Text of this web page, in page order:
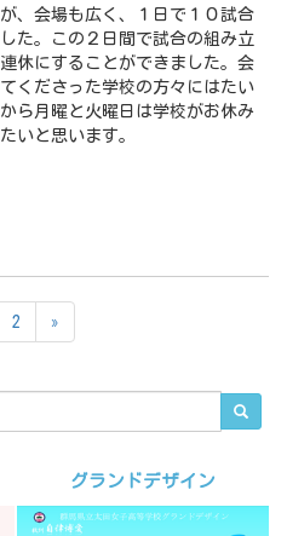
、会場も広く、１日で１０試合
た。この２日間で試合の組み立
休にすることができました。会
くださった学校の方々にはたい
ら月曜と火曜日は学校がお休み
いと思います。
2 »
グランドデザイン